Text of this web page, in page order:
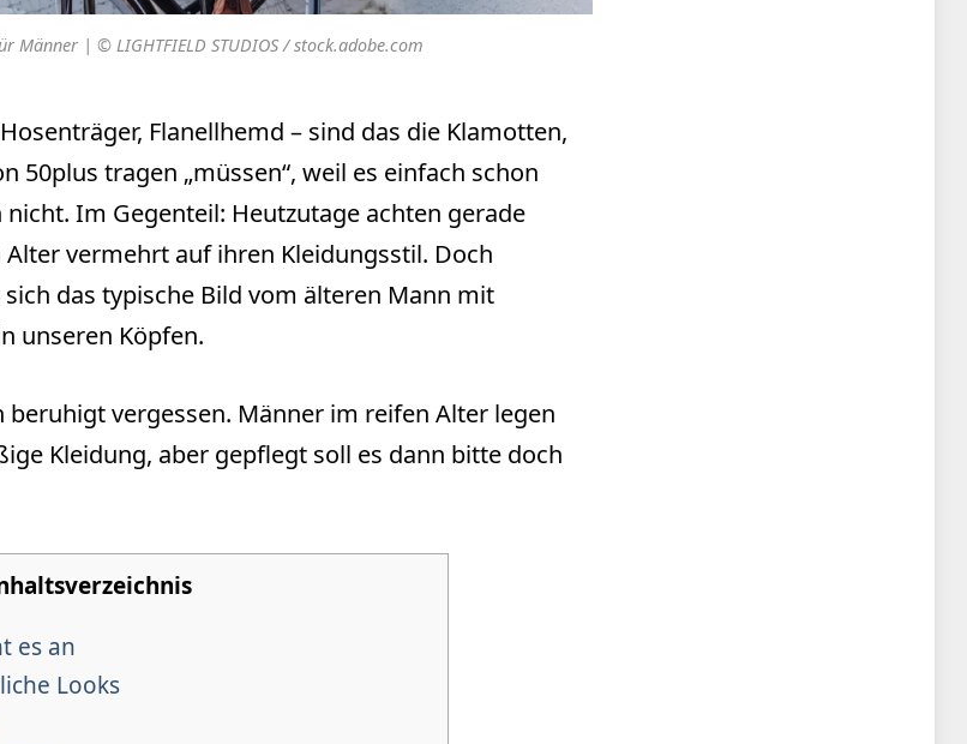
Männer | © LIGHTFIELD STUDIOS / stock.adobe.com
Flanellhemd – sind das die Klamotten,
50plus tragen „müssen“, weil es einfach schon
Im Gegenteil: Heutzutage achten gerade
vermehrt auf ihren Kleidungsstil. Doch
das typische Bild vom älteren Mann mit
unseren Köpfen.
beruhigt vergessen. Männer im reifen Alter legen
Kleidung, aber gepflegt soll es dann bitte doch
es an
Looks